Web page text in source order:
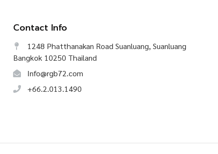
Contact Info
1248 Phatthanakan Road Suanluang, Suanluang
Bangkok 10250 Thailand
Info@rgb72.com
+66.2.013.1490